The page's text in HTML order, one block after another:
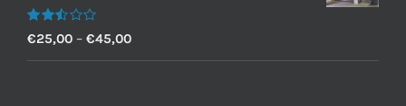
Bewertet
mit
2.50
€25,00 – €45,00